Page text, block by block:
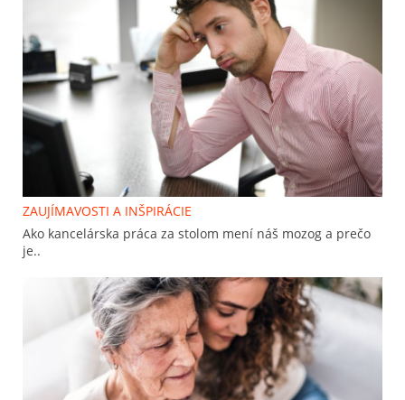
ZAUJÍMAVOSTI A INŠPIRÁCIE
Ako kancelárska práca za stolom mení náš mozog a prečo
je..